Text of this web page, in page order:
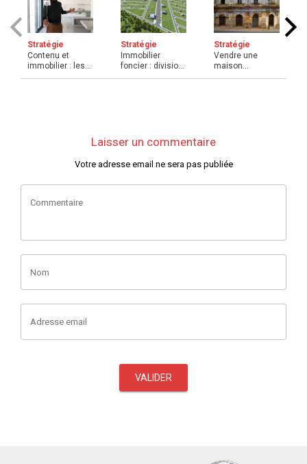
Stratégie
Contenu et
immobilier : les
Stratégie
Immobilier
foncier : division
Stratégie
Vendre une
maison
Laisser un commentaire
Votre adresse email ne sera pas publiée
Commentaire
Nom
Adresse email
VALIDER